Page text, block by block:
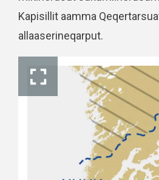
Kapisillit aamma
allaaserineqarput.